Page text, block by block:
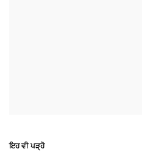
ਇਹ ਵੀ ਪੜ੍ਹੋ